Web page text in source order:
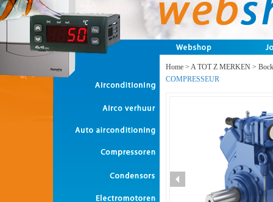
Home > A TOT Z MERKEN > Bock
COMPRESSEUR